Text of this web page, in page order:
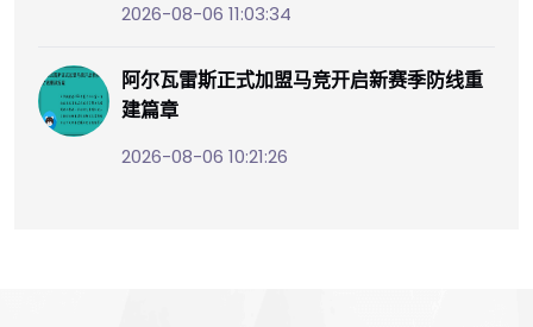
2026-08-06 11:03:34
阿尔瓦雷斯正式加盟马竞开启新赛季防线重
建篇章
2026-08-06 10:21:26